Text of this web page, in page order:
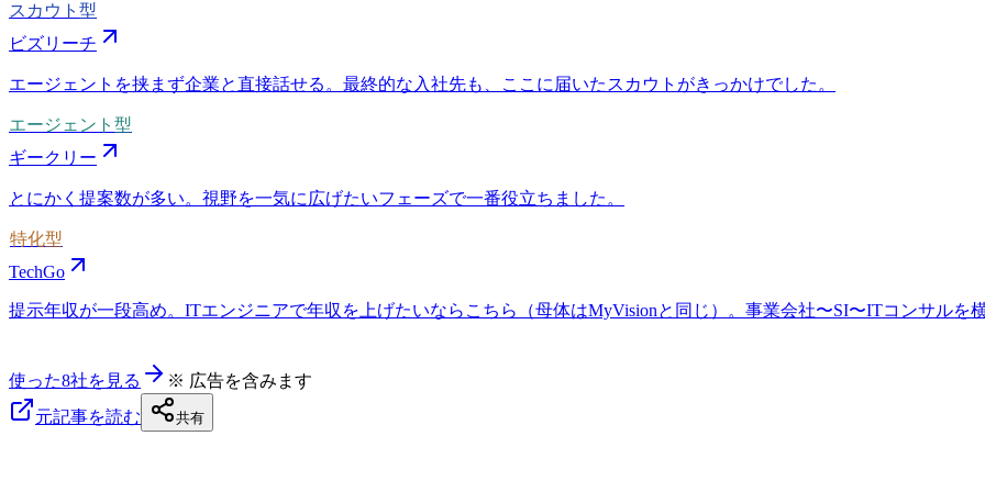
スカウト型
ビズリーチ
エージェントを挟まず企業と直接話せる。最終的な入社先も、ここに届いたスカウトがきっかけでした。
エージェント型
ギークリー
とにかく提案数が多い。視野を一気に広げたいフェーズで一番役立ちました。
特化型
TechGo
提示年収が一段高め。ITエンジニアで年収を上げたいならこちら（母体はMyVisionと同じ）。事業会社〜SI〜ITコンサルを横
使った8社を見る
※ 広告を含みます
元記事を読む
共有